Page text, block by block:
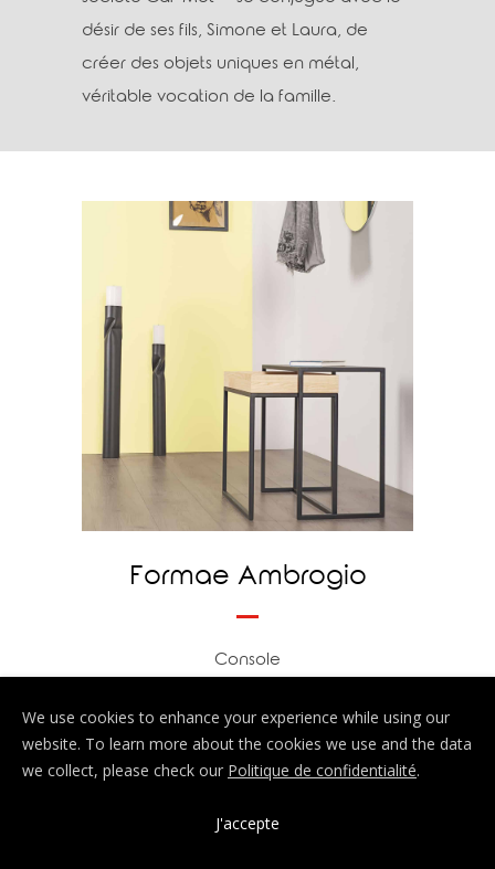
désir de ses fils, Simone et Laura, de
créer des objets uniques en métal,
véritable vocation de la famille.
Formae Ambrogio
Console
EN SAVOIR PLUS
We use cookies to enhance your experience while using our
website. To learn more about the cookies we use and the data
we collect, please check our Politique de confidentialité.
J'accepte